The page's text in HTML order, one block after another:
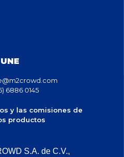
UNE
6886 0145
y las comisiones de
productos
S.A. de C.V.,